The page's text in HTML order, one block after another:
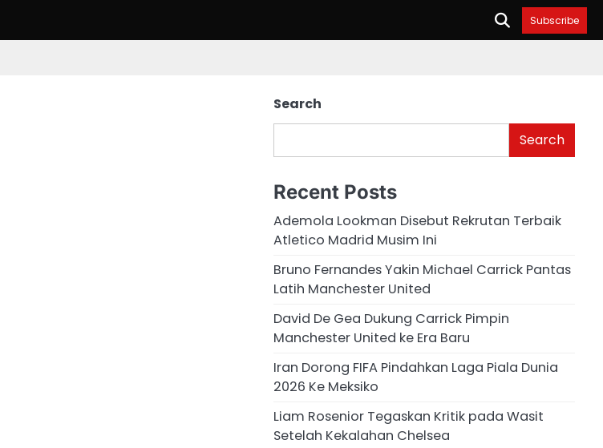
Subscribe
Search
Search
Recent Posts
Ademola Lookman Disebut Rekrutan Terbaik
Atletico Madrid Musim Ini
Bruno Fernandes Yakin Michael Carrick Pantas
Latih Manchester United
David De Gea Dukung Carrick Pimpin
Manchester United ke Era Baru
Iran Dorong FIFA Pindahkan Laga Piala Dunia
2026 Ke Meksiko
Liam Rosenior Tegaskan Kritik pada Wasit
Setelah Kekalahan Chelsea